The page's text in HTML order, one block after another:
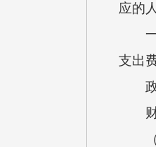
应的
一
支出
政
财
（